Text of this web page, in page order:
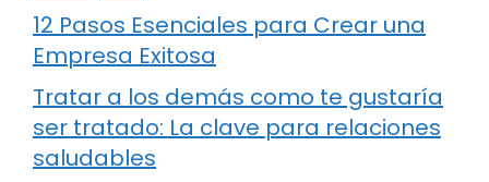
12 Pasos Esenciales para Crear una
Empresa Exitosa
Tratar a los demás como te gustaría
ser tratado: La clave para relaciones
saludables